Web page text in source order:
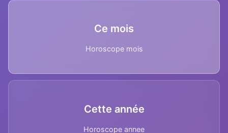
Ce mois
Horoscope mois
Cette année
Horoscope annee